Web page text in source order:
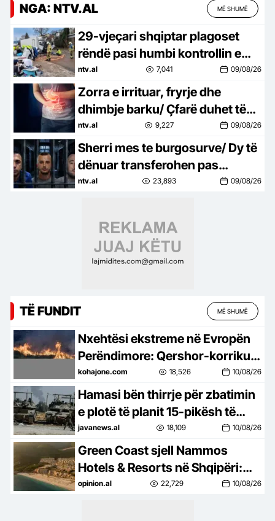
NGA: NTV.AL MË SHUMË
29-vjeçari shqiptar plagoset
rëndë pasi humbi kontrollin e
motorit
ntv.al 7,041 09/08/26
Zorra e irrituar, fryrje dhe
dhimbje barku/ Çfarë duhet të
hani dhe çfarë mund t’ju
përkeqësojë simptomat?
ntv.al 9,227 09/08/26
Sherri mes te burgosurve/ Dy të
dënuar transferohen pas
përleshjes
ntv.al 23,893 09/08/26
TË FUNDIT MË SHUMË
Nxehtësi ekstreme në Evropën
Perëndimore: Qershor-korriku
më i nxehtë në histori
kohajone.com 18,526 10/08/26
Hamasi bën thirrje për zbatimin
e plotë të planit 15-pikësh të
Trumpit –
javanews.al 18,109 10/08/26
Green Coast sjell Nammos
Hotels & Resorts në Shqipëri:
Destinacion i ri lifestyle
opinion.al 22,729 10/08/26